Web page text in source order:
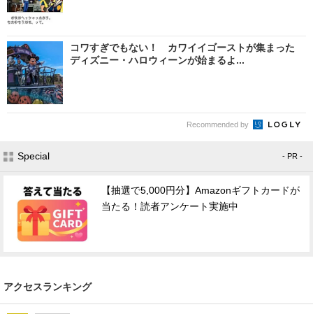
コワすぎでもない！ カワイイゴーストが集まった
ディズニー・ハロウィーンが始まるよ...
Recommended by
Special - PR -
【抽選で5,000円分】Amazonギフトカードが
当たる！読者アンケート実施中
アクセスランキング